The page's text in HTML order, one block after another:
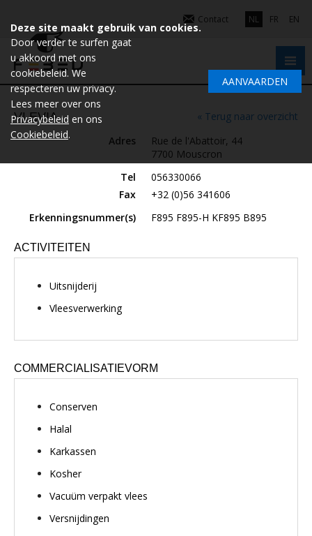
Contact NL FR EN
« Terug naar overzicht
VLEVIA
Adres
Rue de l'Abattoir, 44
7700 Mouscron
Tel
056330066
Fax
+32 (0)56 341606
Erkenningsnummer(s)
F895 F895-H KF895 B895
ACTIVITEITEN
Uitsnijderij
Vleesverwerking
COMMERCIALISATIEVORM
Conserven
Halal
Karkassen
Kosher
Vacuüm verpakt vlees
Versnijdingen
Deze site maakt gebruik van cookies.
Door verder te surfen gaat
u akkoord met ons
cookiebeleid. We
respecteren uw privacy.
Lees meer over ons
Privacybeleid en ons
Cookiebeleid.
AANVAARDEN